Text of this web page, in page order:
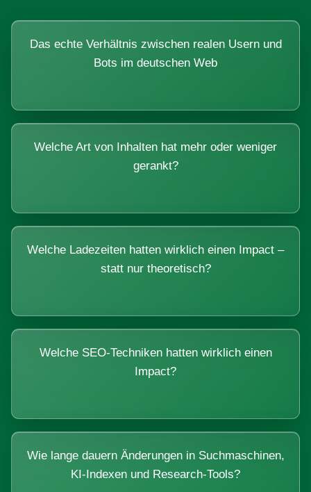
Das echte Verhältnis zwischen realen Usern und
Bots im deutschen Web
Welche Art von Inhalten hat mehr oder weniger
gerankt?
Welche Ladezeiten hatten wirklich einen Impact –
statt nur theoretisch?
Welche SEO-Techniken hatten wirklich einen
Impact?
Wie lange dauern Änderungen in Suchmaschinen,
KI-Indexen und Research-Tools?